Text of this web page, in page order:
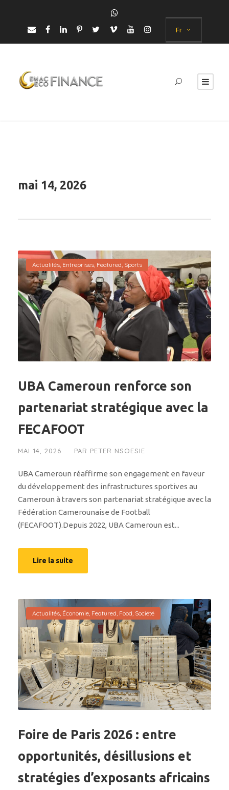
Fr
mai 14, 2026
Actualités, Entreprises, Featured, Sports
UBA Cameroun renforce son
partenariat stratégique avec la
FECAFOOT
MAI 14, 2026 PAR PETER NSOESIE
UBA Cameroun réaffirme son engagement en faveur
du développement des infrastructures sportives au
Cameroun à travers son partenariat stratégique avec la
Fédération Camerounaise de Football
(FECAFOOT).Depuis 2022, UBA Cameroun est...
Lire la suite
Actualités, Économie, Featured, Food, Société
Foire de Paris 2026 : entre
opportunités, désillusions et
stratégies d’exposants africains